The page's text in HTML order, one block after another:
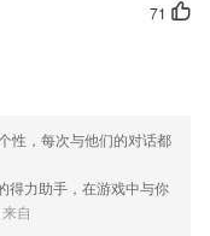
彩有趣的动画，让孩子在
；
一次的反复训练；
71
性，每次与他们的对话都
得力助手，在游戏中与你
来自